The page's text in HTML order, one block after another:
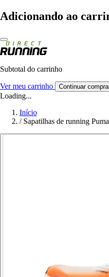
Adicionando ao
Subtotal do carrinho
Ver meu carrinho Continuar
Loading...
Início
/ Sapatilhas de running